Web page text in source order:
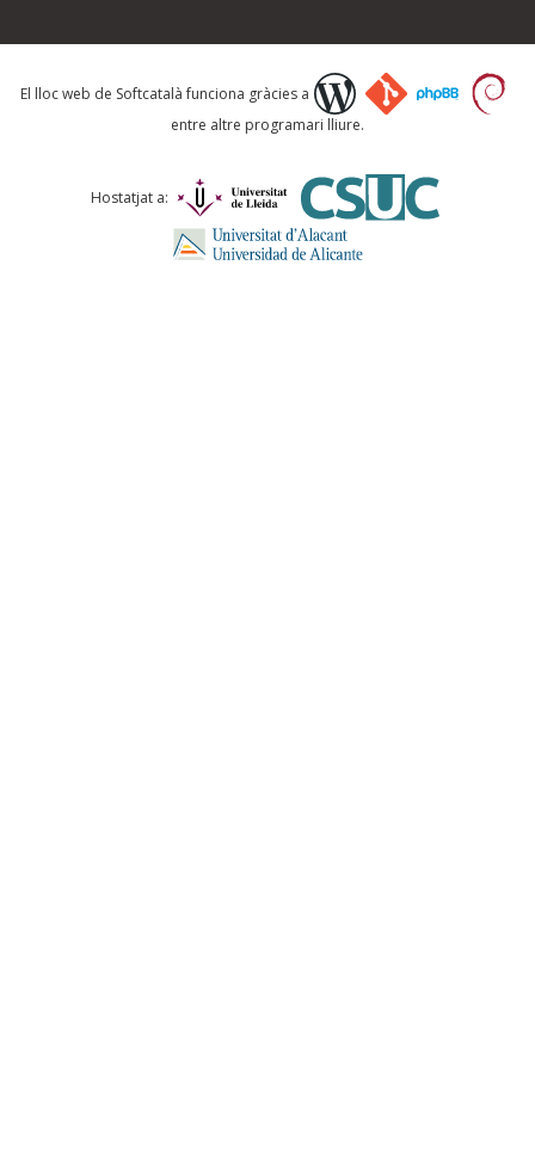
Què proposeu?
Comentari *
El lloc web de Softcatalà funciona gràcies a
entre altre programari lliure.
Hostatjat a: